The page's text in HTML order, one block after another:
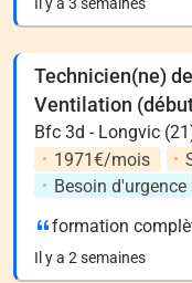
Technicien(ne)
Ventilation
Bfc 3d - Longvic
1971€/mois
Besoin d'urgence
formation
Il y a 2 semaines